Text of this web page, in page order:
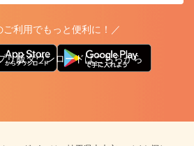
ご利用でもっと便利に！／
リ版ダウンロードはこちらから